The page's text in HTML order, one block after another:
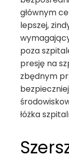
głównym
lepszej,
poza
presję na
zbędnym
łóżka